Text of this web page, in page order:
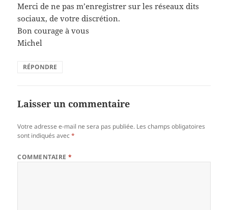
Merci de ne pas m’enregistrer sur les réseaux dits
sociaux, de votre discrétion.
Bon courage à vous
Michel
RÉPONDRE
Laisser un commentaire
Votre adresse e-mail ne sera pas publiée. Les champs obligatoires
sont indiqués avec*
COMMENTAIRE*